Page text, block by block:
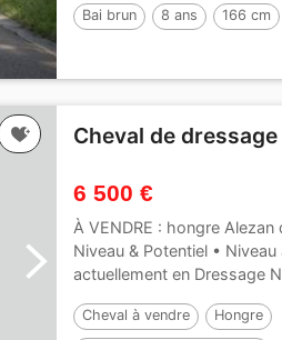
Bai brun 8 ans 166 cm
Cheval de
6 500 €
À VENDRE : hongre Alezan
Niveau & Potentiel •
actuellement en Dressage
Cheval à vendre Hongre